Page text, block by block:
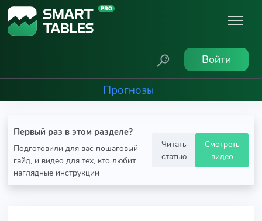
Войти
Прогнозы
Первый раз в этом разделе?
Подготовили для вас пошаговый
гайд, и видео для тех, кто любит
наглядные инструкции
Читать
статью
Смотреть
видео